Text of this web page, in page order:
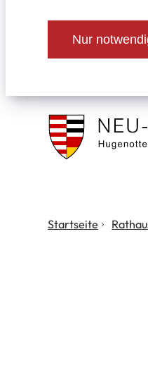
Nur
Stadt
Isenburg
Startseite